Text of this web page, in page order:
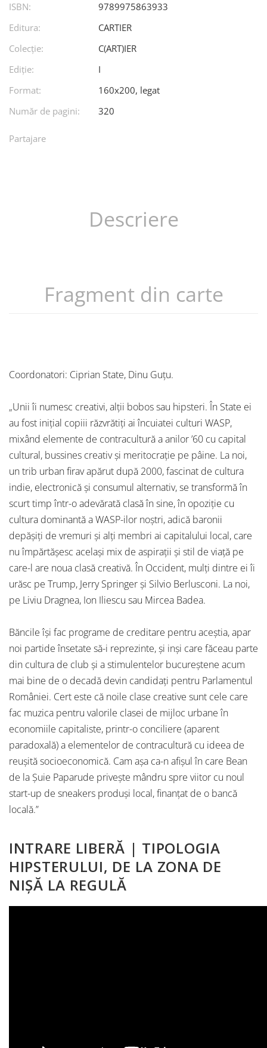
ISBN:
9789975863933
Editura:
CARTIER
Colecție:
C(ART)IER
Ediţie:
I
Format:
160x200, legat
Număr de pagini:
320
Partajare
Descriere
Fragment din carte
Coordonatori: Ciprian State, Dinu Guțu.
„Unii îi numesc creativi, alții bobos sau hipsteri. În State ei
au fost inițial copiii răzvrătiți ai încuiatei culturi WASP,
mixând elemente de contracultură a anilor ’60 cu capital
cultural, bussines creativ și meritocrație pe pâine. La noi,
un trib urban firav apărut după 2000, fascinat de cultura
indie, electronică și consumul alternativ, se transformă în
scurt timp într-o adevărată clasă în sine, în opoziție cu
cultura dominantă a WASP-ilor noștri, adică baronii
depășiți de vremuri și alți membri ai capitalului local, care
nu împărtășesc același mix de aspirații și stil de viață pe
care-l are noua clasă creativă. În Occident, mulți dintre ei îi
urăsc pe Trump, Jerry Springer și Silvio Berlusconi. La noi,
pe Liviu Dragnea, Ion Iliescu sau Mircea Badea.
Băncile își fac programe de creditare pentru aceștia, apar
noi partide însetate să-i reprezinte, și inși care făceau parte
din cultura de club și a stimulentelor bucureștene acum
mai bine de o decadă devin candidați pentru Parlamentul
României. Cert este că noile clase creative sunt cele care
fac muzica pentru valorile clasei de mijloc urbane în
economiile capitaliste, printr-o conciliere (aparent
paradoxală) a elementelor de contracultură cu ideea de
reușită socioeconomică. Cam așa ca-n afișul în care Bean
de la Șuie Paparude privește mândru spre viitor cu noul
start-up de sneakers produși local, finanțat de o bancă
locală.”
INTRARE LIBERĂ | TIPOLOGIA
HIPSTERULUI, DE LA ZONA DE
NIȘĂ LA REGULĂ